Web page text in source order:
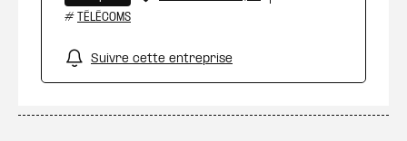
# TÉLÉCOMS
Suivre cette entreprise